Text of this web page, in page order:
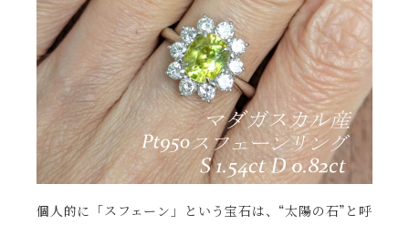
個人的に「スフェーン」という宝石は、“太陽の石”と呼